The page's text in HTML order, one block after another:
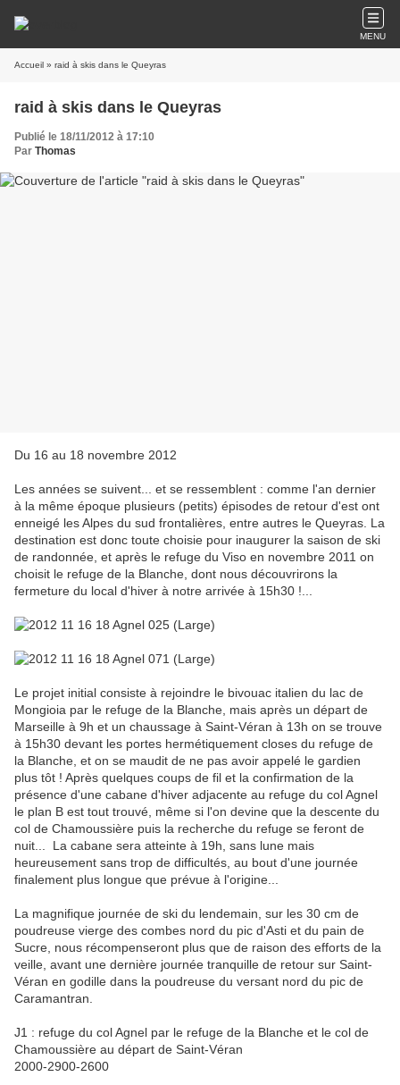
MENU
Accueil » raid à skis dans le Queyras
raid à skis dans le Queyras
Publié le 18/11/2012 à 17:10
Par Thomas
Du 16 au 18 novembre 2012
Les années se suivent... et se ressemblent : comme l'an dernier
à la même époque plusieurs (petits) épisodes de retour d'est ont
enneigé les Alpes du sud frontalières, entre autres le Queyras. La
destination est donc toute choisie pour inaugurer la saison de ski
de randonnée, et après le refuge du Viso en novembre 2011 on
choisit le refuge de la Blanche, dont nous découvrirons la
fermeture du local d'hiver à notre arrivée à 15h30 !...
Le projet initial consiste à rejoindre le bivouac italien du lac de
Mongioia par le refuge de la Blanche, mais après un départ de
Marseille à 9h et un chaussage à Saint-Véran à 13h on se trouve
à 15h30 devant les portes hermétiquement closes du refuge de
la Blanche, et on se maudit de ne pas avoir appelé le gardien
plus tôt ! Après quelques coups de fil et la confirmation de la
présence d'une cabane d'hiver adjacente au refuge du col Agnel
le plan B est tout trouvé, même si l'on devine que la descente du
col de Chamoussière puis la recherche du refuge se feront de
nuit... La cabane sera atteinte à 19h, sans lune mais
heureusement sans trop de difficultés, au bout d'une journée
finalement plus longue que prévue à l'origine...
La magnifique journée de ski du lendemain, sur les 30 cm de
poudreuse vierge des combes nord du pic d'Asti et du pain de
Sucre, nous récompenseront plus que de raison des efforts de la
veille, avant une dernière journée tranquille de retour sur Saint-
Véran en godille dans la poudreuse du versant nord du pic de
Caramantran.
J1 : refuge du col Agnel par le refuge de la Blanche et le col de
Chamoussière au départ de Saint-Véran
2000-2900-2600